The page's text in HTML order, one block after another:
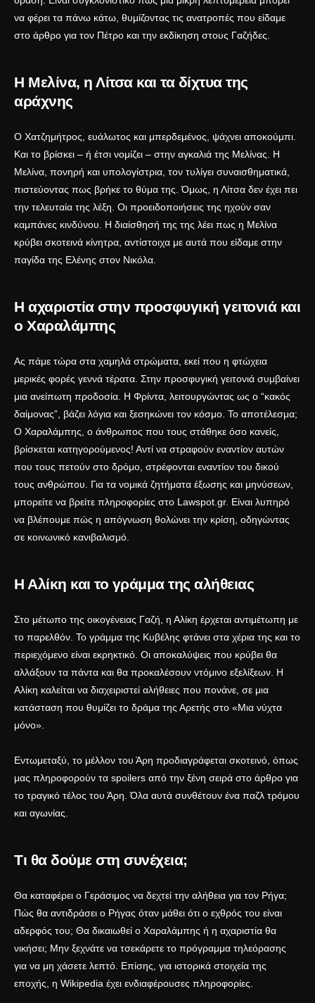
να φέρει τα πάνω κάτω, θυμίζοντας τις ανατροπές που είδαμε
στο άρθρο για τον Πέτρο και την εκδίκηση στους Γαζήδες.
Η Μελίνα, η Λίτσα και τα δίχτυα της
αράχνης
Ο Χατζημήτρος, ευάλωτος και μπερδεμένος, ψάχνει αποκούμπι.
Και το βρίσκει – ή έτσι νομίζει – στην αγκαλιά της Μελίνας. Η
Μελίνα, πονηρή και υπολογίστρια, τον τυλίγει συναισθηματικά,
πιστεύοντας πως βρήκε το θύμα της. Όμως, η Λίτσα δεν έχει πει
την τελευταία της λέξη. Οι προειδοποιήσεις της ηχούν σαν
καμπάνες κινδύνου. Η διαίσθησή της της λέει πως η Μελίνα
κρύβει σκοτεινά κίνητρα, αντίστοιχα με αυτά που είδαμε στην
παγίδα της Ελένης στον Νικόλα.
Η αχαριστία στην προσφυγική γειτονιά και
ο Χαραλάμπης
Ας πάμε τώρα στα χαμηλά στρώματα, εκεί που η φτώχεια
μερικές φορές γεννά τέρατα. Στην προσφυγική γειτονιά συμβαίνει
μια ανείπωτη προδοσία. Η Φρίντα, λειτουργώντας ως ο “κακός
δαίμονας”, βάζει λόγια και ξεσηκώνει τον κόσμο. Το αποτέλεσμα;
Ο Χαραλάμπης, ο άνθρωπος που τους στάθηκε όσο κανείς,
βρίσκεται κατηγορούμενος! Αντί να στραφούν εναντίον αυτών
που τους πετούν στο δρόμο, στρέφονται εναντίον του δικού
τους ανθρώπου. Για τα νομικά ζητήματα έξωσης και μηνύσεων,
μπορείτε να βρείτε πληροφορίες στο Lawspot.gr. Είναι λυπηρό
να βλέπουμε πώς η απόγνωση θολώνει την κρίση, οδηγώντας
σε κοινωνικό κανιβαλισμό.
Η Αλίκη και το γράμμα της αλήθειας
Στο μέτωπο της οικογένειας Γαζή, η Αλίκη έρχεται αντιμέτωπη με
το παρελθόν. Το γράμμα της Κυβέλης φτάνει στα χέρια της και το
περιεχόμενο είναι εκρηκτικό. Οι αποκαλύψεις που κρύβει θα
αλλάξουν τα πάντα και θα προκαλέσουν ντόμινο εξελίξεων. Η
Αλίκη καλείται να διαχειριστεί αλήθειες που πονάνε, σε μια
κατάσταση που θυμίζει το δράμα της Αρετής στο «Μια νύχτα
μόνο».
Εντωμεταξύ, το μέλλον του Άρη προδιαγράφεται σκοτεινό, όπως
μας πληροφορούν τα spoilers από την ξένη σειρά στο άρθρο για
το τραγικό τέλος του Άρη. Όλα αυτά συνθέτουν ένα παζλ τρόμου
και αγωνίας.
Τι θα δούμε στη συνέχεια;
Θα καταφέρει ο Γεράσιμος να δεχτεί την αλήθεια για τον Ρήγα;
Πώς θα αντιδράσει ο Ρήγας όταν μάθει ότι ο εχθρός του είναι
αδερφός του; Θα δικαιωθεί ο Χαραλάμπης ή η αχαριστία θα
νικήσει; Μην ξεχνάτε να τσεκάρετε το πρόγραμμα τηλεόρασης
για να μη χάσετε λεπτό. Επίσης, για ιστορικά στοιχεία της
εποχής, η Wikipedia έχει ενδιαφέρουσες πληροφορίες.